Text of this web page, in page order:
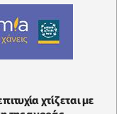
χτίζεται με